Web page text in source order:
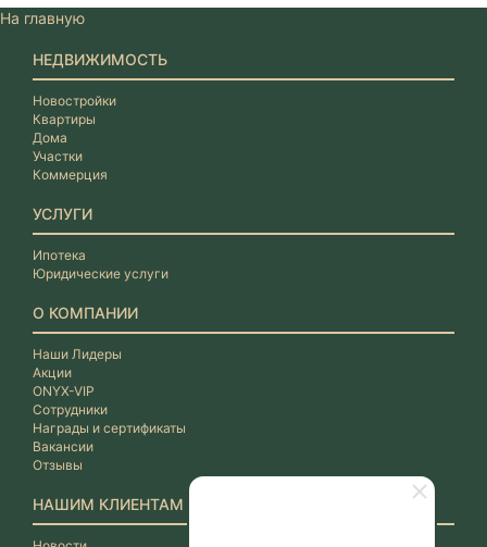
На главную
НЕДВИЖИМОСТЬ
Новостройки
Квартиры
Дома
Участки
Коммерция
УСЛУГИ
Ипотека
Юридические услуги
О КОМПАНИИ
Наши Лидеры
Акции
ONYX-VIP
Сотрудники
Награды и сертификаты
Вакансии
Отзывы
НАШИМ КЛИЕНТАМ